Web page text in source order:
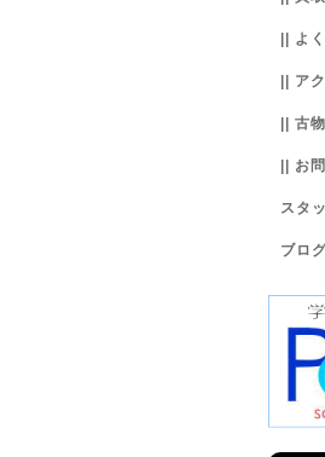
|| よ
|| ア
|| 古
|| お
スタ
ブロ